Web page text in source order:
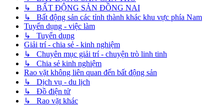
↳ BẤT ĐỘNG SẢN ĐỒNG NAI
↳ Bất động sản các tỉnh thành khác khu vực phía Nam
Tuyển dụng - việc làm
↳ Tuyển dụng
Giải trí - chia sẻ - kinh nghiệm
↳ Chuyên mục giải trí - chuyện trò linh tinh
↳ Chia sẻ kinh nghiệm
Rao vặt không liên quan đến bất động sản
↳ Dịch vụ - du lịch
↳ Đồ điện tử
↳ Rao vặt khác